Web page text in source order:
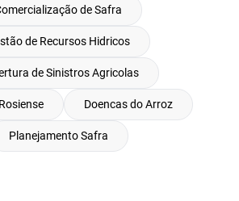
de Safra
de Recursos Hidricos
de Sinistros Agricolas
Doencas do Arroz
Planejamento Safra